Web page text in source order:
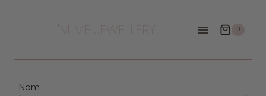
I'M ME JEWELLERY 0
Nom